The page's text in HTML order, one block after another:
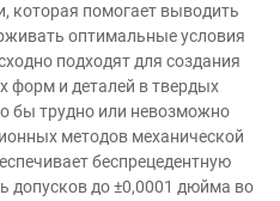
которая помогает выводить
оптимальные условия
подходят для создания
форм и деталей в твердых
бы трудно или невозможно
методов механической
беспрецедентную
допусков до ±0,0001 дюйма во